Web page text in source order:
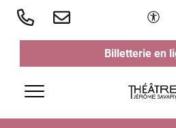
Aller
contenu
Billetterie en
Menu